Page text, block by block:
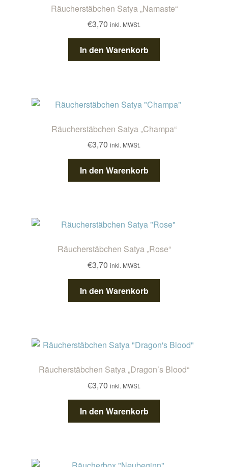
Räucherstäbchen Satya „Namaste“
€3,70 inkl. MWSt.
In den Warenkorb
Räucherstäbchen Satya „Champa“
€3,70 inkl. MWSt.
In den Warenkorb
Räucherstäbchen Satya „Rose“
€3,70 inkl. MWSt.
In den Warenkorb
Räucherstäbchen Satya „Dragon’s Blood“
€3,70 inkl. MWSt.
In den Warenkorb